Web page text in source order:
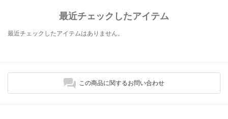
最近チェックしたアイテム
最近チェックしたアイテムはありません。
この商品に関するお問い合わせ